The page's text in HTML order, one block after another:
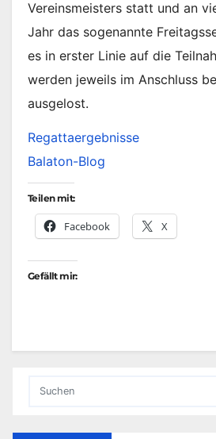
Vereinsmeisters statt und an
Jahr das sogenannte
es in erster Linie auf die
werden jeweils im Anschluss
ausgelost.
Regattaergebnisse
Balaton-Blog
Teilen mit:
Facebook X
Gefällt mir: